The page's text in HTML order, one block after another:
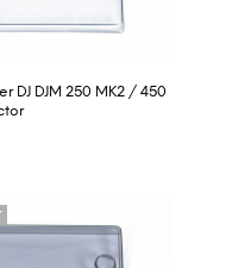
DJ DJM 250 MK2 / 450